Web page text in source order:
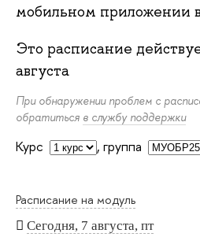
Расписание на модуль
Сегодня, 7 августа, пт
мобильном приложении в
Это расписание
августа
При обнаружении проблем с
обратиться в службу поддержки
Курс , группа